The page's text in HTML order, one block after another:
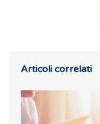
Articoli correlati